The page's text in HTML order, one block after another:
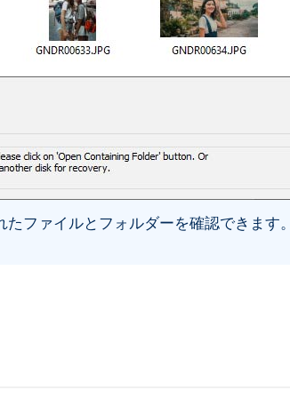
たファイルとフォルダーを確認できます